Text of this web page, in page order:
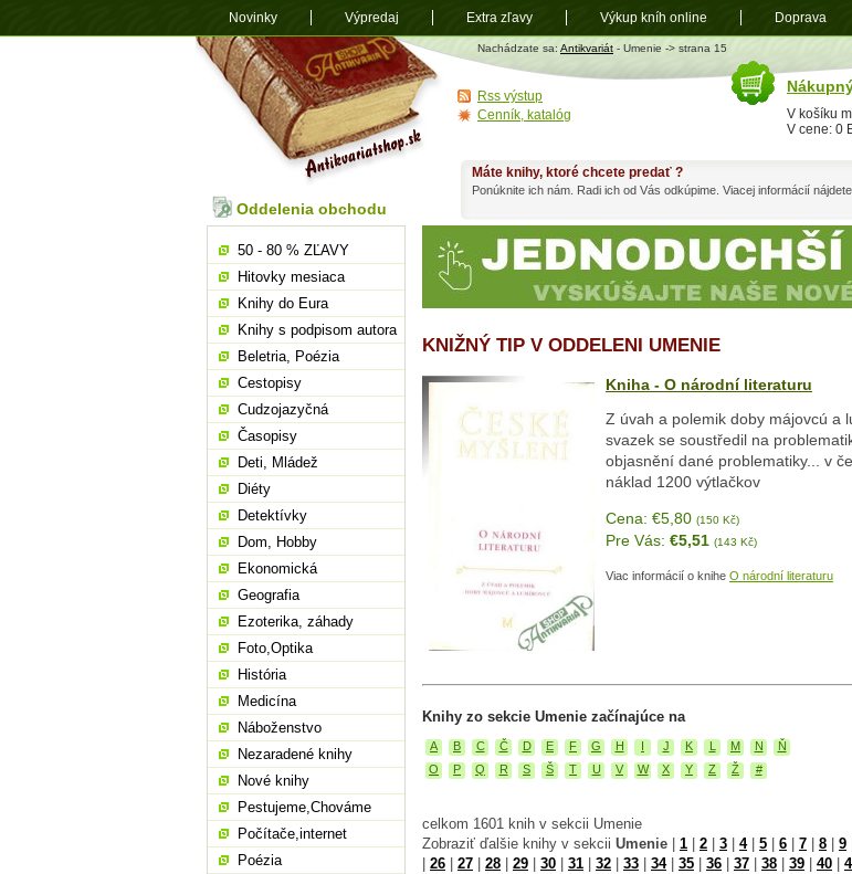
Antikvariát
shop.sk
Nachádzate sa: Antikvariát - Umenie -> strana 15
KNIŽNÝ TIP V ODDELENI UMENIE
Kniha - O národní literaturu
Z úvah a polemik doby májovcú a
svazek se soustředil na
objasnění dané problematiky... v
náklad 1200 výtlačkov
Cena: €5,80 (150 Kč)
Pre Vás: €5,51 (143 Kč)
Viac informácií o knihe O národní literaturu
Knihy zo sekcie Umenie začínajúce na
A B C Č D E F G H I J K L M N
Ň
O
P Q R S Š T U V W X Y Z Ž #
celkom 1601 knih v sekcii Umenie
Zobraziť ďalšie knihy v sekcii Umenie 1 2 3 4| 5 6 7 8 9
26 27 28 29 30 31 32 33 34| 35 36 37 38 39 40
Máte knihy, ktoré chcete predať ?
Ponúknite ich nám. Radi ich od Vás odkúpime. Viacej informácií
Oddelenia obchodu
50 - 80 % ZĽAVY
Hitovky mesiaca
Knihy do Eura
Knihy s podpisom autora
Beletria, Poézia
Cestopisy
Cudzojazyčná
Časopisy
Deti, Mládež
Diéty
Detektívky
Dom, Hobby
Ekonomická
Geografia
Ezoterika, záhady
Foto,Optika
História
Medicína
Náboženstvo
Nezaradené knihy
Nové knihy
Pestujeme,Chováme
Počítače,internet
Poézia
V košíku
V cene: 0
Rss výstup
Cenník, katalóg
Novinky Výpredaj Extra zľavy Výkup kníh online Doprava